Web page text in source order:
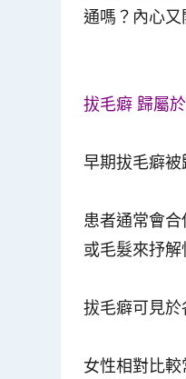
通嗎？內心又
拔毛癖 歸屬
早期拔毛癖
患者通常會
或毛髮來抒解
拔毛癖可見
女性相對比